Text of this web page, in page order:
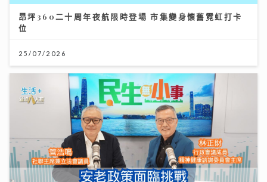
昂坪360二十周年夜航限時登場 市集變身懷舊霓虹打卡
位
25/07/2026